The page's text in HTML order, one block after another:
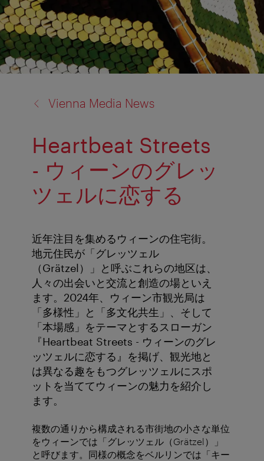
Vienna Media News
Heartbeat Streets
- ウィーンのグレッ
ツェルに恋する
近年注目を集めるウィーンの住宅街。
地元住民が「グレッツェル
（Grätzel）」と呼ぶこれらの地区は、
人々の出会いと交流と創造の場といえ
ます。2024年、ウィーン市観光局は
「多様性」と「多文化共生」、そして
「本場感」をテーマとするスローガン
『Heartbeat Streets - ウィーンのグレ
ッツェルに恋する』を掲げ、観光地と
は異なる趣をもつグレッツェルにスポ
ットを当ててウィーンの魅力を紹介し
ます。
複数の通りから構成される市街地の小さな単位
をウィーンでは「グレッツェル（Grätzel）」
と呼びます。同様の概念をベルリンでは「キー